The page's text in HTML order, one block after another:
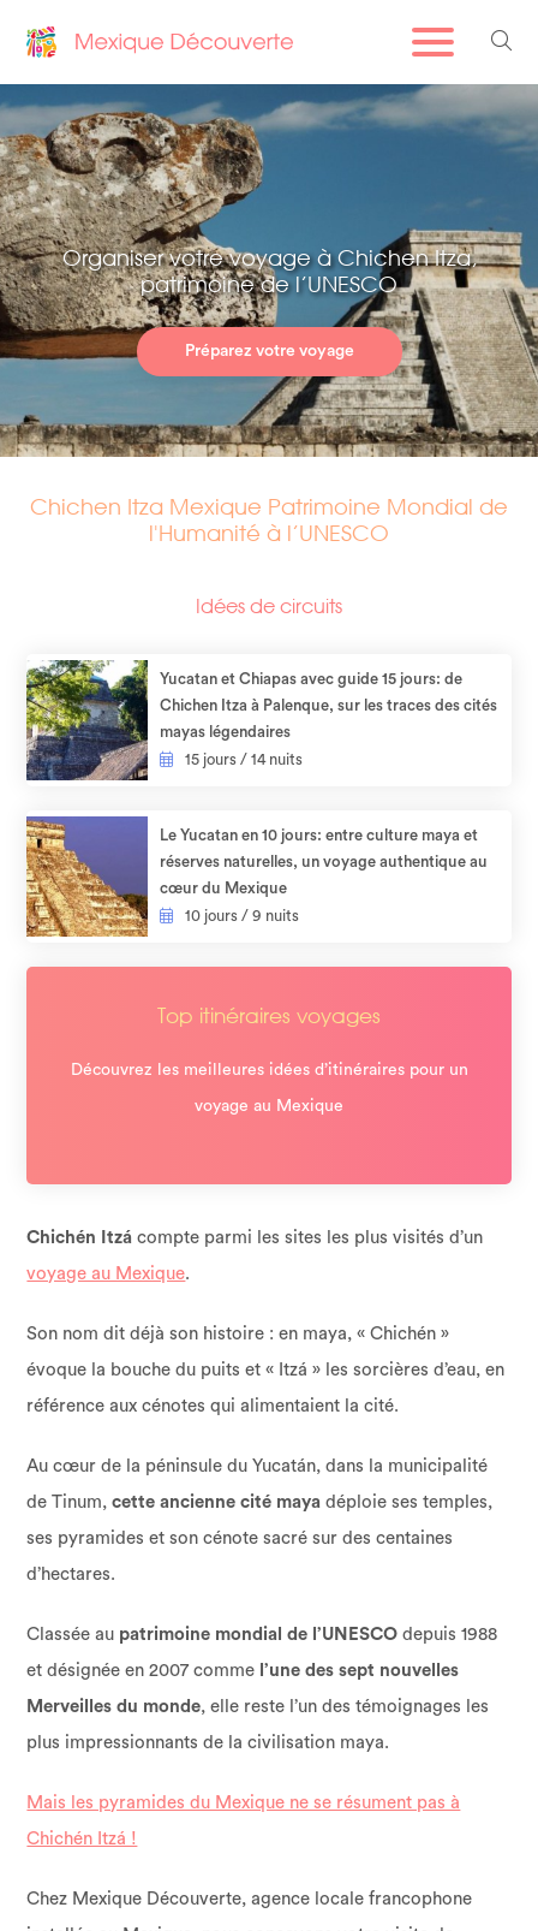
Organiser votre voyage à Chichen Itza,
patrimoine de l’UNESCO
Préparez votre voyage
Chichen Itza Mexique Patrimoine Mondial de
l'Humanité à l’UNESCO
Chichén Itzá compte parmi les sites les plus visités d’un
voyage au Mexique.
Son nom dit déjà son histoire : en maya, « Chichén »
évoque la bouche du puits et « Itzá » les sorcières d’eau, en
référence aux cénotes qui alimentaient la cité.
Au cœur de la péninsule du Yucatán, dans la municipalité
de Tinum,cette ancienne cité maya déploie ses temples,
ses pyramides et son cénote sacré sur des centaines
d’hectares.
Classée au patrimoine mondial de l’UNESCO depuis 1988
et désignée en 2007 comme l’une des sept nouvelles
Merveilles du monde, elle reste l’un des témoignages les
plus impressionnants de la civilisation maya.
Mais les pyramides du Mexique ne se résument pas à
Chichén Itzá !
Chez Mexique Découverte, agence locale francophone
Idées de circuits
Yucatan et Chiapas avec guide 15 jours: de
Chichen Itza à Palenque, sur les traces des cités
mayas légendaires
15 jours / 14 nuits
Le Yucatan en 10 jours: entre culture maya et
réserves naturelles, un voyage authentique au
cœur du Mexique
10 jours / 9 nuits
Top itinéraires voyages
Découvrez les meilleures idées d’itinéraires pour un
voyage au Mexique